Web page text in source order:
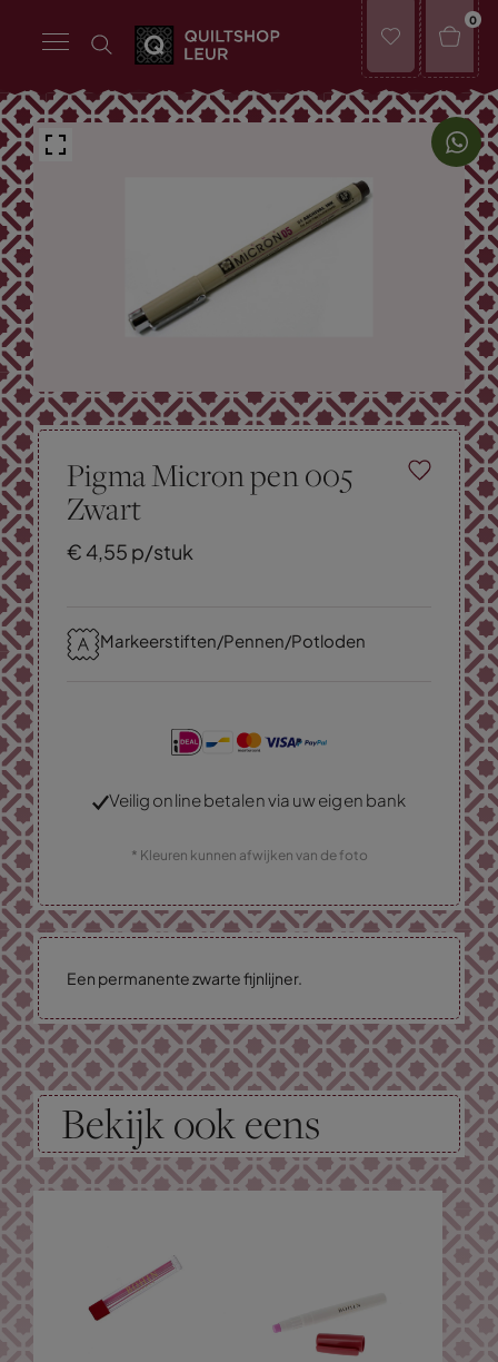
0
Pigma Micron pen 005
Zwart
€ 4,55 p/stuk
Markeerstiften/Pennen/Potloden
Veilig online betalen via uw eigen bank
* Kleuren kunnen afwijken van de foto
Een permanente zwarte fijnlijner.
Bekijk ook eens